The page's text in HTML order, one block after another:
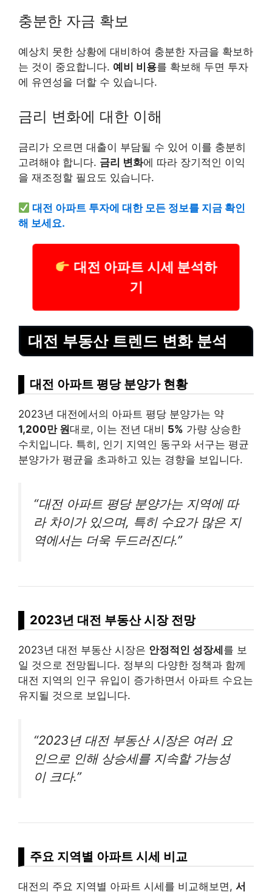
충분한 자금 확보
예상치 못한 상황에 대비하여 충분한 자금을 확보하
는 것이 중요합니다. 예비 비용를 확보해 두면 투자
에 유연성을 더할 수 있습니다.
금리 변화에 대한 이해
금리가 오르면 대출이 부담될 수 있어 이를 충분히
고려해야 합니다. 금리 변화에 따라 장기적인 이익
을 재조정할 필요도 있습니다.
대전 아파트 투자에 대한 모든 정보를 지금 확인
해 보세요.
대전 아파트 시세 분석하
기
대전 부동산 트렌드 변화 분석
대전 아파트 평당 분양가 현황
2023년 대전에서의 아파트 평당 분양가는 약
1,200만 원대로, 이는 전년 대비 5% 가량 상승한
수치입니다. 특히, 인기 지역인 동구와 서구는 평균
분양가가 평균을 초과하고 있는 경향을 보입니다.
“대전 아파트 평당 분양가는 지역에 따
라 차이가 있으며, 특히 수요가 많은 지
역에서는 더욱 두드러진다.”
2023년 대전 부동산 시장 전망
2023년 대전 부동산 시장은 안정적인 성장세 를 보
일 것으로 전망됩니다. 정부의 다양한 정책과 함께
대전 지역의 인구 유입이 증가하면서 아파트 수요는
유지될 것으로 보입니다.
“2023년 대전 부동산 시장은 여러 요
인으로 인해 상승세를 지속할 가능성
이 크다.”
주요 지역별 아파트 시세 비교
대전의 주요 지역별 아파트 시세를 비교해보면, 서